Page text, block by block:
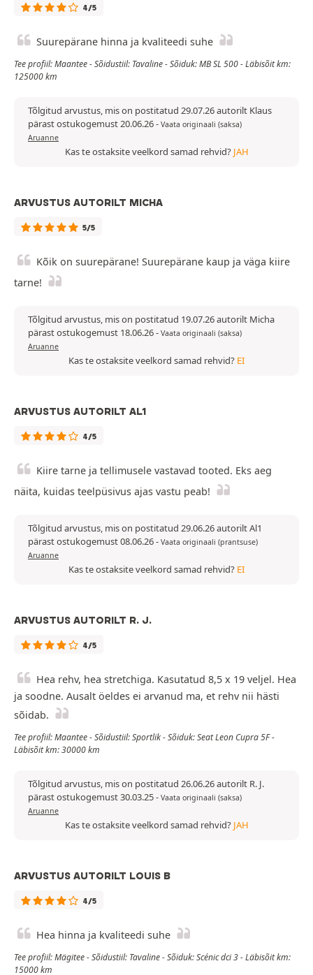
4/5
Suurepärane hinna ja kvaliteedi suhe
Tee profiil: Maantee - Sõidustiil: Tavaline - Sõiduk: MB SL 500 - Läbisõit km:
125000 km
Tõlgitud arvustus, mis on postitatud 29.07.26 autorilt Klaus
pärast ostukogemust 20.06.26- Vaata originaali (saksa)
Aruanne
Kas te ostaksite veelkord samad rehvid? JAH
ARVUSTUS AUTORILT MICHA
5/5
Kõik on suurepärane! Suurepärane kaup ja väga kiire
tarne!
Tõlgitud arvustus, mis on postitatud 19.07.26 autorilt Micha
pärast ostukogemust 18.06.26- Vaata originaali (saksa)
Aruanne
Kas te ostaksite veelkord samad rehvid? EI
ARVUSTUS AUTORILT AL1
4/5
Kiire tarne ja tellimusele vastavad tooted. Eks aeg
näita, kuidas teelpüsivus ajas vastu peab!
Tõlgitud arvustus, mis on postitatud 29.06.26 autorilt Al1
pärast ostukogemust 08.06.26- Vaata originaali (prantsuse)
Aruanne
Kas te ostaksite veelkord samad rehvid? EI
ARVUSTUS AUTORILT R. J.
4/5
Hea rehv, hea stretchiga. Kasutatud 8,5 x 19 veljel. Hea
ja soodne. Ausalt öeldes ei arvanud ma, et rehv nii hästi
sõidab.
Tee profiil: Maantee - Sõidustiil: Sportlik - Sõiduk: Seat Leon Cupra 5F -
Läbisõit km: 30000 km
Tõlgitud arvustus, mis on postitatud 26.06.26 autorilt R. J.
pärast ostukogemust 30.03.25- Vaata originaali (saksa)
Aruanne
Kas te ostaksite veelkord samad rehvid? JAH
ARVUSTUS AUTORILT LOUIS B
4/5
Hea hinna ja kvaliteedi suhe
Tee profiil: Mägitee - Sõidustiil: Tavaline - Sõiduk: Scénic dci 3 - Läbisõit km:
15000 km